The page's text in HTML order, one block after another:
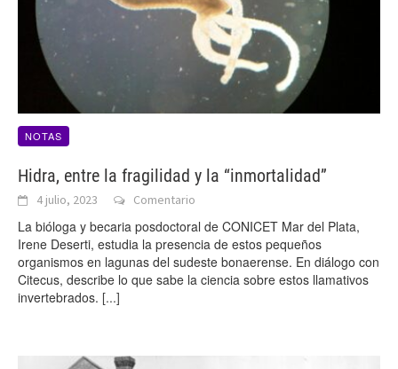
NOTAS
Hidra, entre la fragilidad y la “inmortalidad”
4 julio, 2023 Comentario
La bióloga y becaria posdoctoral de CONICET Mar del Plata,
Irene Deserti, estudia la presencia de estos pequeños
organismos en lagunas del sudeste bonaerense. En diálogo con
Citecus, describe lo que sabe la ciencia sobre estos llamativos
invertebrados. [...]